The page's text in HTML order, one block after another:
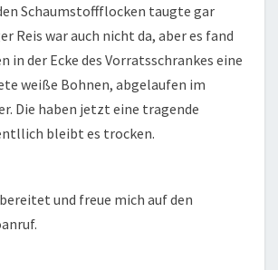
Schaumstoffflocken taugte gar
Reis war auch nicht da, aber es fand
in der Ecke des Vorratsschrankes eine
weiße Bohnen, abgelaufen im
Die haben jetzt eine tragende
bleibt es trocken.
und freue mich auf den